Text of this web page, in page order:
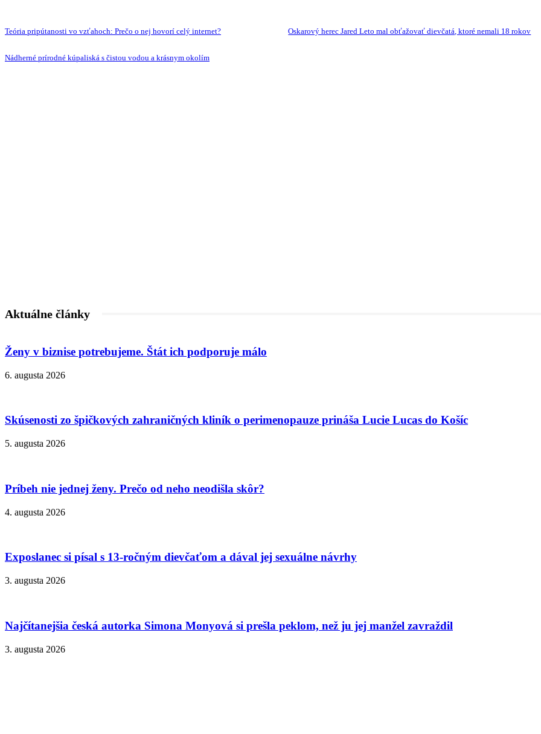
Teória pripútanosti vo vzťahoch: Prečo o nej hovorí celý internet? Oskarový herec Jared Leto mal obťažovať dievčatá, ktoré nemali 18 rokov
Nádherné prírodné kúpaliská s čistou vodou a krásnym okolím
Aktuálne články
Ženy v biznise potrebujeme. Štát ich podporuje málo
6. augusta 2026
Skúsenosti zo špičkových zahraničných kliník o perimenopauze prináša Lucie Lucas do Košíc
5. augusta 2026
Príbeh nie jednej ženy. Prečo od neho neodišla skôr?
4. augusta 2026
Exposlanec si písal s 13-ročným dievčaťom a dával jej sexuálne návrhy
3. augusta 2026
Najčítanejšia česká autorka Simona Monyová si prešla peklom, než ju jej manžel zavraždil
3. augusta 2026